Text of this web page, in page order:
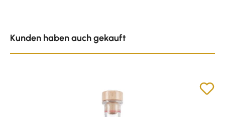
Kunden haben auch gekauft